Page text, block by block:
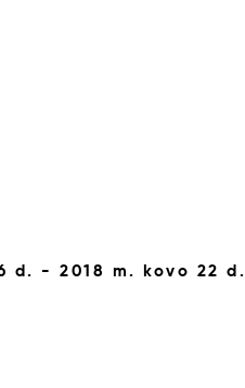
d. - 2018 m. kovo 22 d.